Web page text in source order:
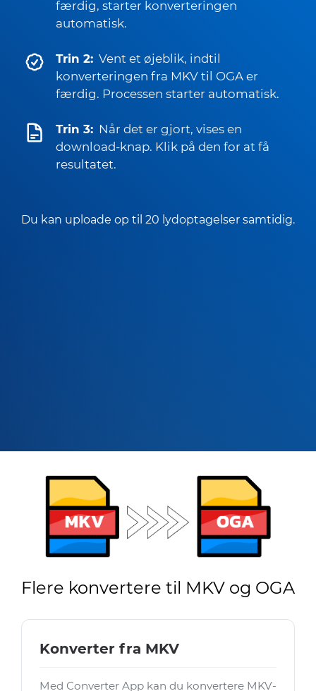
færdig, starter konverteringen
automatisk.
Trin 2: Vent et øjeblik, indtil
konverteringen fra MKV til OGA er
færdig. Processen starter automatisk.
Trin 3: Når det er gjort, vises en
download-knap. Klik på den for at få
resultatet.
Du kan uploade op til 20 lydoptagelser samtidig.
Flere konvertere til MKV og OGA
Konverter fra MKV
Med Converter App kan du konvertere MKV-